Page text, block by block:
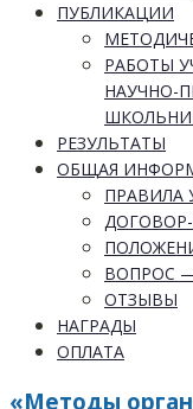
ПУБЛИКАЦИИ
РАБОТЫ
НАУЧНО-
РЕЗУЛЬТАТЫ
ОБЩАЯ
ПРАВИЛА
ВОПРОС
ОТЗЫВЫ
НАГРАДЫ
ОПЛАТА
«Методы